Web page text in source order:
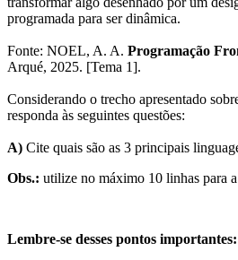
programada para ser dinâmica.
Fonte: NOEL, A. A. Programação
Arqué, 2025. [Tema 1].
Considerando o trecho apresentado
responda às seguintes questões:
A) Cite quais são as 3 principais
Obs.: utilize no máximo 10 linhas para a
Lembre-se desses pontos importantes: